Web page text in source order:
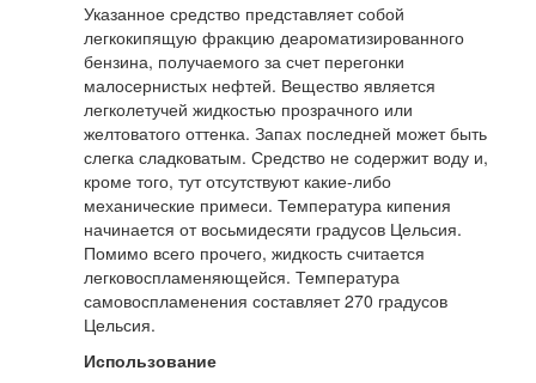
Указанное средство представляет собой
легкокипящую фракцию деароматизированного
бензина, получаемого за счет перегонки
малосернистых нефтей. Вещество является
легколетучей жидкостью прозрачного или
желтоватого оттенка. Запах последней может быть
слегка сладковатым. Средство не содержит воду и,
кроме того, тут отсутствуют какие-либо
механические примеси. Температура кипения
начинается от восьмидесяти градусов Цельсия.
Помимо всего прочего, жидкость считается
легковоспламеняющейся. Температура
самовоспламенения составляет 270 градусов
Цельсия.
Использование